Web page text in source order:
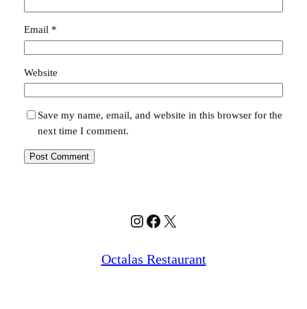
Email *
Website
Save my name, email, and website in this browser for the
next time I comment.
Instagram
Facebook
X
Octalas Restaurant